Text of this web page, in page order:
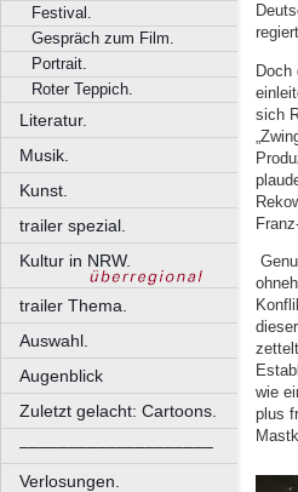
Festival.
Gespräch zum Film.
Portrait.
Roter Teppich.
Literatur.
Musik.
Kunst.
trailer spezial.
Kultur in NRW.
trailer Thema.
Auswahl.
Augenblick
Zuletzt gelacht: Cartoons.
––––––––––––––––––––
Verlosungen.
Doch
sich
wie
plus